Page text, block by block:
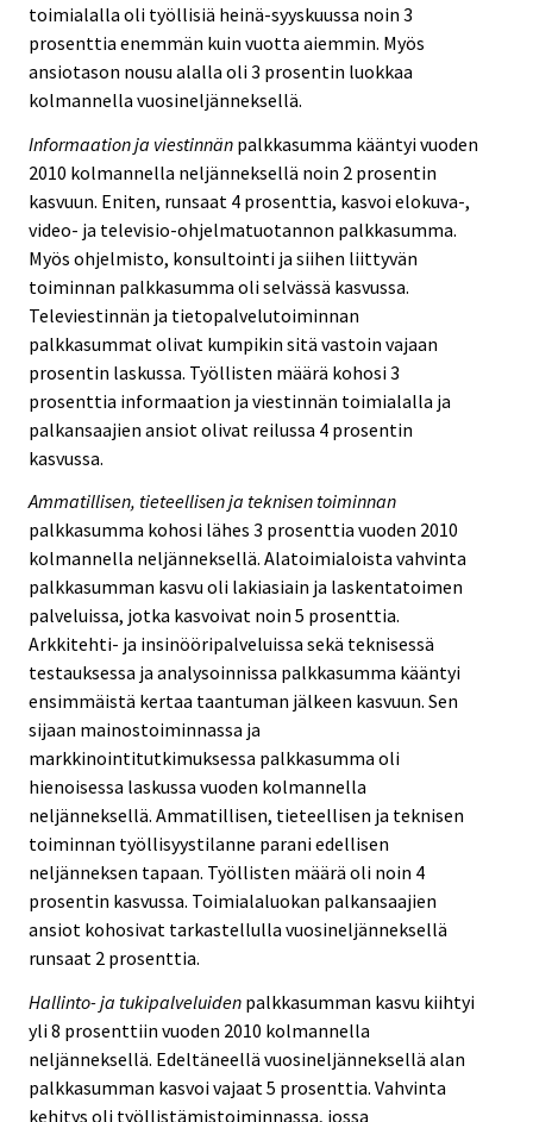
toimialalla oli työllisiä heinä-syyskuussa noin 3
prosenttia enemmän kuin vuotta aiemmin. Myös
ansiotason nousu alalla oli 3 prosentin luokkaa
kolmannella vuosineljänneksellä.
Informaation ja viestinnän palkkasumma kääntyi vuoden
2010 kolmannella neljänneksellä noin 2 prosentin
kasvuun. Eniten, runsaat 4 prosenttia, kasvoi elokuva-,
video- ja televisio-ohjelmatuotannon palkkasumma.
Myös ohjelmisto, konsultointi ja siihen liittyvän
toiminnan palkkasumma oli selvässä kasvussa.
Televiestinnän ja tietopalvelutoiminnan
palkkasummat olivat kumpikin sitä vastoin vajaan
prosentin laskussa. Työllisten määrä kohosi 3
prosenttia informaation ja viestinnän toimialalla ja
palkansaajien ansiot olivat reilussa 4 prosentin
kasvussa.
Ammatillisen, tieteellisen ja teknisen toiminnan
palkkasumma kohosi lähes 3 prosenttia vuoden 2010
kolmannella neljänneksellä. Alatoimialoista vahvinta
palkkasumman kasvu oli lakiasiain ja laskentatoimen
palveluissa, jotka kasvoivat noin 5 prosenttia.
Arkkitehti- ja insinööripalveluissa sekä teknisessä
testauksessa ja analysoinnissa palkkasumma kääntyi
ensimmäistä kertaa taantuman jälkeen kasvuun. Sen
sijaan mainostoiminnassa ja
markkinointitutkimuksessa palkkasumma oli
hienoisessa laskussa vuoden kolmannella
neljänneksellä. Ammatillisen, tieteellisen ja teknisen
toiminnan työllisyystilanne parani edellisen
neljänneksen tapaan. Työllisten määrä oli noin 4
prosentin kasvussa. Toimialaluokan palkansaajien
ansiot kohosivat tarkastellulla vuosineljänneksellä
runsaat 2 prosenttia.
Hallinto- ja tukipalveluiden palkkasumman kasvu kiihtyi
yli 8 prosenttiin vuoden 2010 kolmannella
neljänneksellä. Edeltäneellä vuosineljänneksellä alan
palkkasumman kasvoi vajaat 5 prosenttia. Vahvinta
kehitys oli työllistämistoiminnassa, jossa